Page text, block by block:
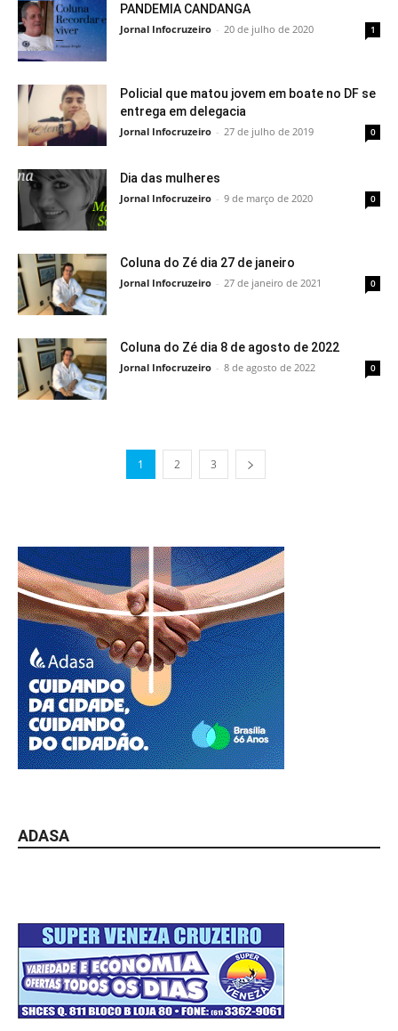
PANDEMIA CANDANGA
Jornal Infocruzeiro - 20 de julho de 2020 1
Policial que matou jovem em boate no DF se
entrega em delegacia
Jornal Infocruzeiro - 27 de julho de 2019 0
Dia das mulheres
Jornal Infocruzeiro - 9 de março de 2020 0
Coluna do Zé dia 27 de janeiro
Jornal Infocruzeiro - 27 de janeiro de 2021 0
Coluna do Zé dia 8 de agosto de 2022
Jornal Infocruzeiro - 8 de agosto de 2022 0
1 2 3
ADASA